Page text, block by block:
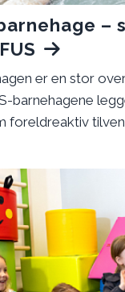
–
er en stor
barnehagene
foreldreaktiv